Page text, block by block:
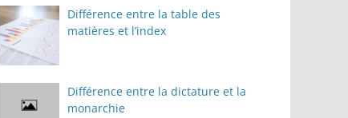
Différence entre la table des
matières et l’index
Différence entre la dictature et la
monarchie